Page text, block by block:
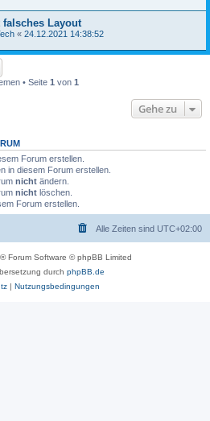
Layout
« 24.12.2021 14:38:52
• Seite 1 von 1
Gehe zu
Forum erstellen.
in diesem Forum erstellen.
nicht ändern.
nicht löschen.
Forum erstellen.
Alle Zeiten sind UTC+02:00
® Forum Software © phpBB Limited
durch phpBB.de
| Nutzungsbedingungen